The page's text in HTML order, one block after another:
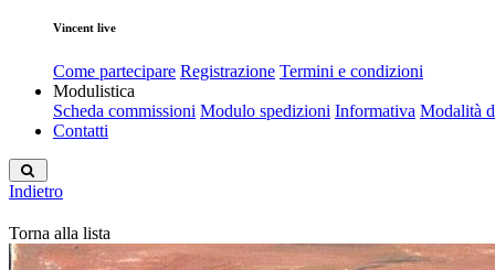
Vincent live
Come partecipare Registrazione Termini e condizioni
Modulistica
Scheda commissioni Modulo spedizioni Informativa Modalità
Contatti
Indietro
Torna alla lista